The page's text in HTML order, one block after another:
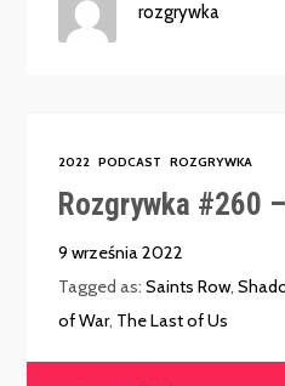
rozgrywka
2022 PODCAST ROZGRYWKA
Rozgrywka #260
9 września 2022
Tagged as:Saints Row,
of War, The Last of Us